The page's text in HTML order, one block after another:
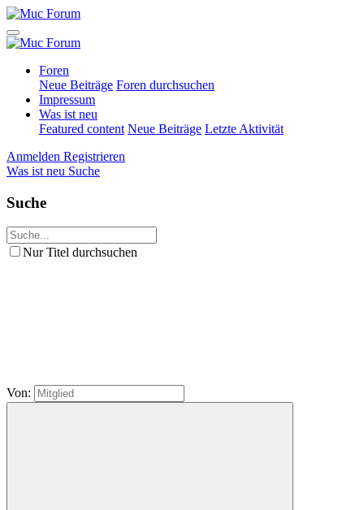
Foren
Neue Beiträge Foren durchsuchen
Impressum
Was ist neu
Featured content Neue Beiträge Letzte Aktivität
Anmelden Registrieren
Was ist neu Suche
Suche
Nur Titel durchsuchen
Von: